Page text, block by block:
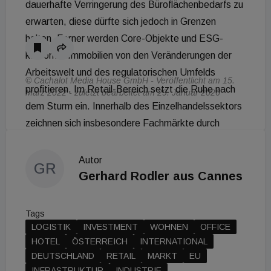
dauerhafte Verringerung des Büroflächenbedarfs zu
erwarten, diese dürfte sich jedoch in Grenzen
halten. Ferner werden Core-Objekte und ESG-
konforme Immobilien von den Veränderungen der
Arbeitswelt und des regulatorischen Umfelds
profitieren. Im Retail-Bereich setzt die Ruhe nach
dem Sturm ein. Innerhalb des Einzelhandelssektors
zeichnen sich insbesondere Fachmärkte durch
© Cachalot Media House GmbH - Veröffentlicht am 15.
März 2022 - zuletzt bearbeitet am 29. Januar 2026
GR
Autor
Gerhard Rodler aus Cannes
Tags
LOGISTIK
INVESTMENT WOHNEN
OFFICE
HOTEL
ÖSTERREICH
INTERNATIONAL
DEUTSCHLAND
RETAIL MARKT
EU